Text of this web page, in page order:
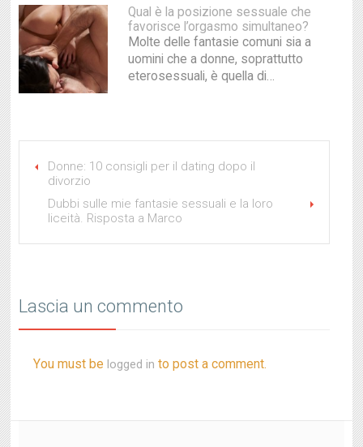
Qual è la posizione sessuale che
favorisce l’orgasmo simultaneo?
Molte delle fantasie comuni sia a
uomini che a donne, soprattutto
eterosessuali, è quella di…
Donne: 10 consigli per il dating dopo il
divorzio
Dubbi sulle mie fantasie sessuali e la loro
liceità. Risposta a Marco
Lascia un commento
You must be logged in to post a comment.